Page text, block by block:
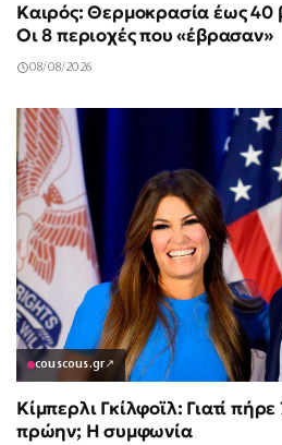
Καιρός: Θερμοκρασία έως 40
Οι 8 περιοχές που «έβρασαν»
08/08/2026
couscous.gr↗
Κίμπερλι Γκίλφοϊλ: Γιατί
πρώην; Η συμφωνία